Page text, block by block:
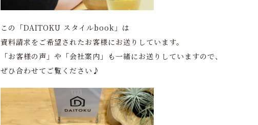
この「DAITOKU スタイルbook」は
資料請求をご希望されたお客様にお送りしています。
「お客様の声」や「会社案内」も一緒にお送りしていますので、
ぜひ合わせてご覧ください♪